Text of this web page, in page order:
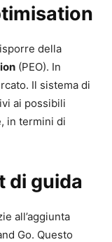
della
(PEO). In
Il sistema di
ai possibili
in termini di
di guida
all’aggiunta
Go. Questo